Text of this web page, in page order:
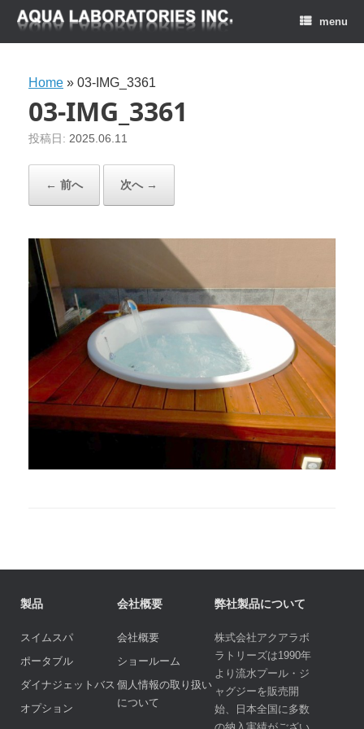
menu
Home » 03-IMG_3361
03-IMG_3361
投稿日: 2025.06.11
← 前へ 次へ →
製品
スイムスパ
ポータブル
ダイナジェットバス
オプション
会社概要
会社概要
ショールーム
個人情報の取り扱い
について
弊社製品について
株式会社アクアラボ
ラトリーズは1990年
より流水プール・ジ
ャグジーを販売開
始、日本全国に多数
の納入実績がござい